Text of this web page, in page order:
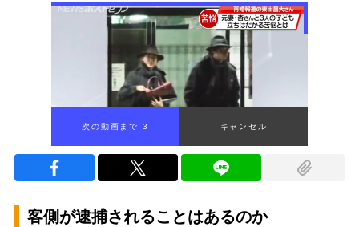
次の動画まで 2 キャンセル
客側が逮捕されることはあるのか